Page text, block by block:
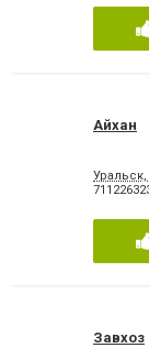
Айхан
Завхоз